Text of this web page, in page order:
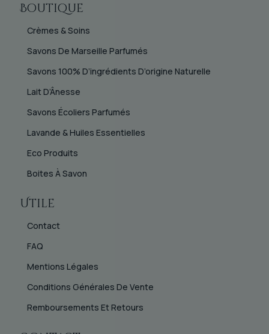
Boutique
Crèmes & Soins
Savons De Marseille Parfumés
Savons 100% D’ingrédients D’origine Naturelle
Lait D’Ânesse
Savons Écoliers Parfumés
Lavande & Huiles Essentielles
Eco Produits
Boites À Savon
Utile
Contact
FAQ
Mentions Légales
Conditions Générales De Vente
Remboursements Et Retours